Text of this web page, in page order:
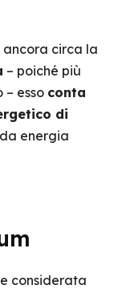
circa la
– poiché più
esso conta
di
energia
considerata